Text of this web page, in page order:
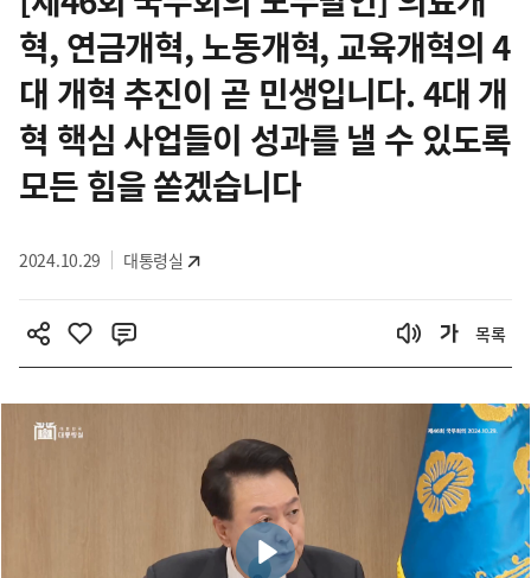
츠
영
역
혁, 연금개혁, 노동개혁, 교육개혁의 4
대 개혁 추진이 곧 민생입니다. 4대 개
혁 핵심 사업들이 성과를 낼 수 있도록
모든 힘을 쏟겠습니다
2024.10.29 대통령실
목록